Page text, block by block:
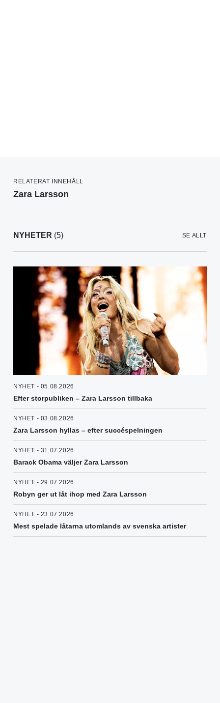
RELATERAT INNEHÅLL
Zara Larsson
NYHETER (5) SE ALLT
NYHET - 05.08.2026
Efter storpubliken – Zara Larsson tillbaka
NYHET - 03.08.2026
Zara Larsson hyllas – efter succéspelningen
NYHET - 31.07.2026
Barack Obama väljer Zara Larsson
NYHET - 29.07.2026
Robyn ger ut låt ihop med Zara Larsson
NYHET - 23.07.2026
Mest spelade låtarna utomlands av svenska artister